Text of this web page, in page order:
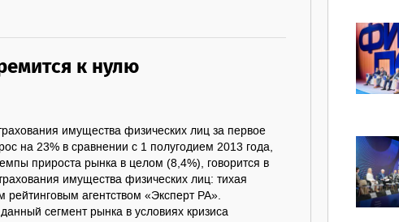
к нулю
имущества физических лиц за первое
на 23% в сравнении с 1 полугодием 2013 года,
прироста рынка в целом (8,4%), говорится в
имущества физических лиц: тихая
рейтинговым агентством «Эксперт РА».
сегмент рынка в условиях кризиса